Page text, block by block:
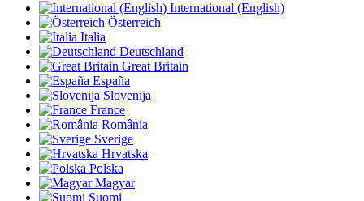
International (English)
Österreich
Italia
Deutschland
Great Britain
España
Slovenija
France
România
Sverige
Hrvatska
Polska
Magyar
Suomi